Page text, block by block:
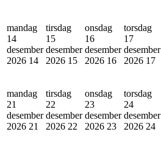
mandag
14
desember
2026 14
tirsdag
15
desember
2026 15
onsdag
16
desember
2026 16
torsdag
17
desember
2026 17
mandag
21
desember
2026 21
tirsdag
22
desember
2026 22
onsdag
23
desember
2026 23
torsdag
24
desember
2026 24